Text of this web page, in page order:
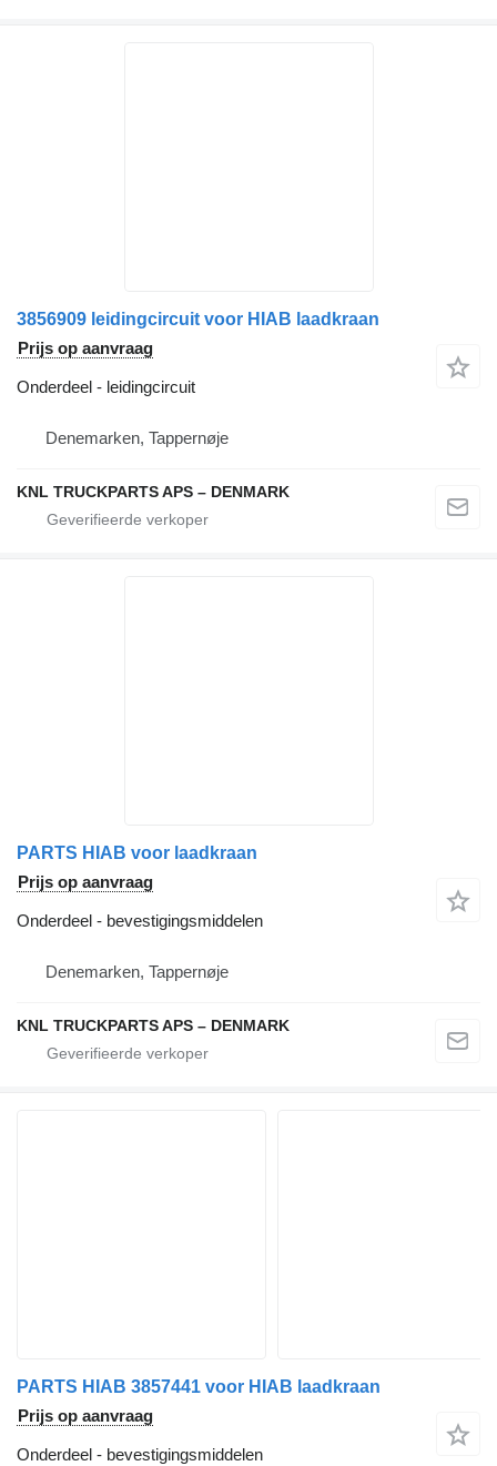
3856909 leidingcircuit voor HIAB laadkraan
Prijs op aanvraag
Onderdeel - leidingcircuit
Denemarken, Tappernøje
KNL TRUCKPARTS APS – DENMARK
PARTS HIAB voor laadkraan
Prijs op aanvraag
Onderdeel - bevestigingsmiddelen
Denemarken, Tappernøje
KNL TRUCKPARTS APS – DENMARK
PARTS HIAB 3857441 voor HIAB laadkraan
Prijs op aanvraag
Onderdeel - bevestigingsmiddelen